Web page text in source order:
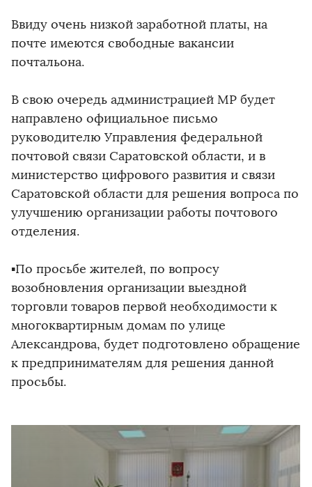
Ввиду очень низкой заработной платы, на
почте имеются свободные вакансии
почтальона.
В свою очередь администрацией МР будет
направлено официальное письмо
руководителю Управления федеральной
почтовой связи Саратовской области, и в
министерство цифрового развития и связи
Саратовской области для решения вопроса по
улучшению организации работы почтового
отделения.
▪️По просьбе жителей, по вопросу
возобновления организации выездной
торговли товаров первой необходимости к
многоквартирным домам по улице
Александрова, будет подготовлено обращение
к предпринимателям для решения данной
просьбы.